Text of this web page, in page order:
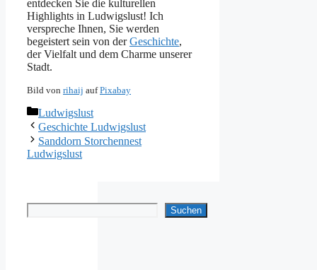
entdecken Sie die kulturellen
Highlights in Ludwigslust! Ich
verspreche Ihnen, Sie werden
begeistert sein von derGeschichte,
der Vielfalt und dem Charme unserer
Stadt.
Bild von rihaij aufPixabay
Kategorien
Ludwigslust
Geschichte Ludwigslust
Sanddorn Storchennest
Ludwigslust
Suchen Suchen